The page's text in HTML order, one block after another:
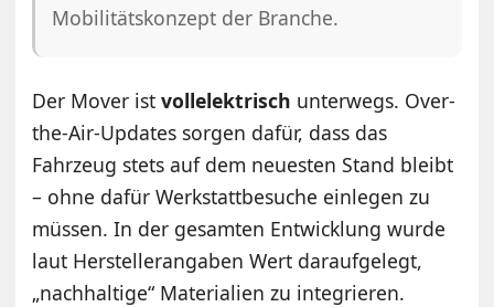
Mobilitätskonzept der Branche.
Der Mover istvollelektrisch unterwegs. Over-
the-Air-Updates sorgen dafür, dass das
Fahrzeug stets auf dem neuesten Stand bleibt
– ohne dafür Werkstattbesuche einlegen zu
müssen. In der gesamten Entwicklung wurde
laut Herstellerangaben Wert daraufgelegt,
„nachhaltige“ Materialien zu integrieren.